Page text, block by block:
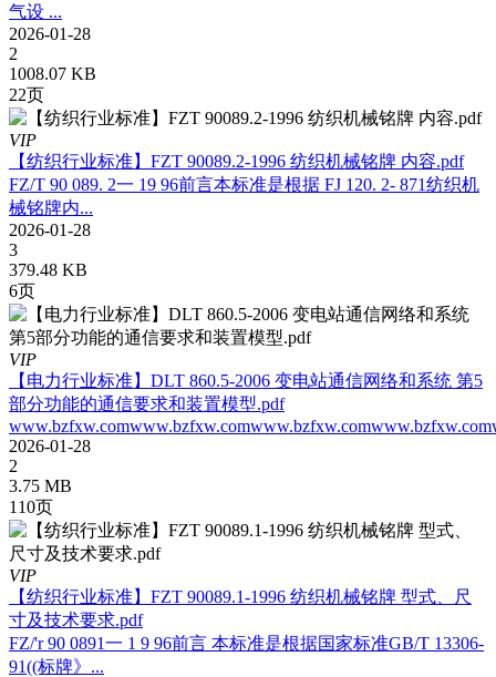
气设 ...
2026-01-28
2
1008.07 KB
22页
VIP
【纺织行业标准】FZT 90089.2-1996 纺织机械铭牌 内容.pdf
FZ/T 90 089. 2一 19 96前言本标准是根据 FJ 120. 2- 871纺织机
械铭牌内...
2026-01-28
3
379.48 KB
6页
VIP
【电力行业标准】DLT 860.5-2006 变电站通信网络和系统 第5
部分功能的通信要求和装置模型.pdf
2026-01-28
2
3.75 MB
110页
VIP
【纺织行业标准】FZT 90089.1-1996 纺织机械铭牌 型式、尺
寸及技术要求.pdf
FZ/'r 90 0891一 1 9 96前言 本标准是根据国家标准GB/T 13306-
91((标牌》...